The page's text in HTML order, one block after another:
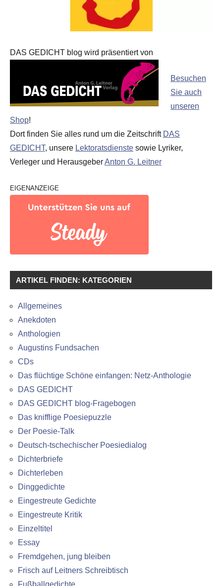
DAS GEDICHT blog wird präsentiert von
Besuchen
Sie auch
unseren
Shop!
Dort finden Sie alles rund um die Zeitschrift DAS
GEDICHT, unsere Lektoratsdienste sowie Lyriker,
Verleger und HerausgeberAnton G. Leitner
EIGENANZEIGE
ARTIKEL FINDEN: KATEGORIEN
Allgemeines
Anekdoten
Anthologien
Augustins Fundsachen
CDs
Das flüchtige Schöne einfangen: Netz-Anthologie
DAS GEDICHT
DAS GEDICHT blog-Fragebogen
Das knifflige Poesiepuzzle
Der Poesie-Talk
Deutsch-tschechischer Poesiedialog
Dichterbriefe
Dichterleben
Dinggedichte
Eingestreute Gedichte
Eingestreute Kritik
Einzeltitel
Essay
Fremdgehen, jung bleiben
Frisch auf Leitners Schreibtisch